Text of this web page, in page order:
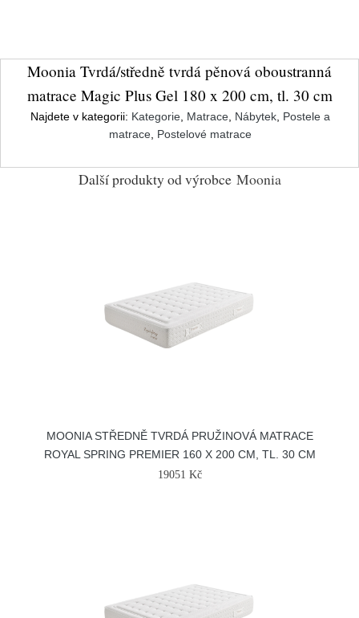
Moonia Tvrdá/středně tvrdá pěnová oboustranná
matrace Magic Plus Gel 180 x 200 cm, tl. 30 cm
Najdete v kategorii: Kategorie Matrace Nábytek Postele a
matrace Postelové matrace
Další produkty od výrobce Moonia
MOONIA STŘEDNĚ TVRDÁ PRUŽINOVÁ MATRACE
ROYAL SPRING PREMIER 160 X 200 CM, TL. 30 CM
19051 Kč